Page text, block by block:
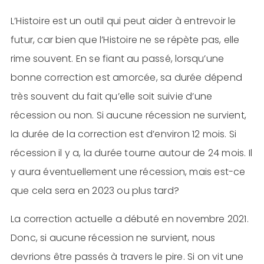
L’Histoire est un outil qui peut aider à entrevoir le
futur, car bien que l’Histoire ne se répète pas, elle
rime souvent. En se fiant au passé, lorsqu’une
bonne correction est amorcée, sa durée dépend
très souvent du fait qu’elle soit suivie d’une
récession ou non. Si aucune récession ne survient,
la durée de la correction est d’environ 12 mois. Si
récession il y a, la durée tourne autour de 24 mois. Il
y aura éventuellement une récession, mais est-ce
que cela sera en 2023 ou plus tard?
La correction actuelle a débuté en novembre 2021.
Donc, si aucune récession ne survient, nous
devrions être passés à travers le pire. Si on vit une